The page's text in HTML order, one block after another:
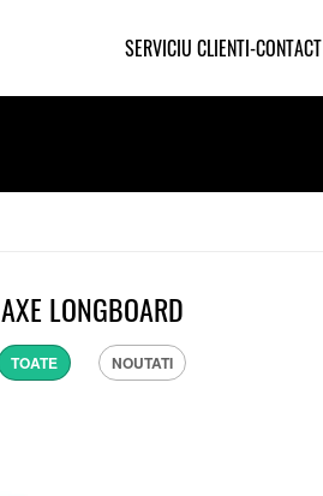
SERVICIU CLIENTI-CONTACT
AXE LONGBOARD
TOATE NOUTATI